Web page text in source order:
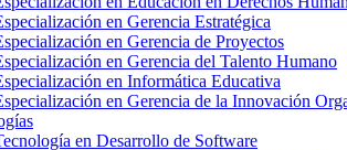
en Gerencia Estratégica
en Gerencia de Proyectos
en Gerencia del Talento Humano
en Informática Educativa
en Gerencia de la Innovación
en Desarrollo de Software